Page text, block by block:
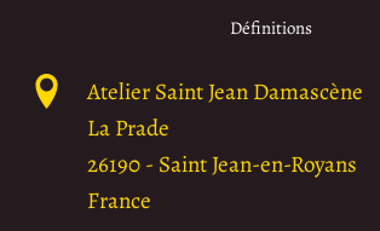
Définitions
Atelier Saint Jean Damascène
La Prade
26190- Saint Jean-en-Royans
France